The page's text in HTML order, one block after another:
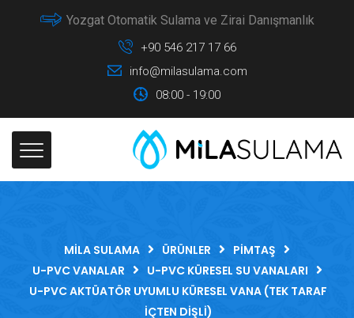
Yozgat Otomatik Sulama ve Zirai Danışmanlık
+90 546 217 17 66
info@milasulama.com
08:00 - 19:00
MILA SULAMA ÜRÜNLER
PIMTAŞ
U-PVC VANALAR
U-PVC KÜRESEL SU VANALARI
U-PVC AKTÜATÖR UYUMLU KÜRESEL VANA (TEK TARAF
İÇTEN DIŞLI)